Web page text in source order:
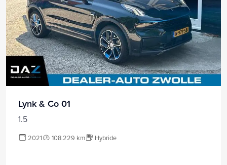
Lynk & Co 01
1.5
2021 108.229 km Hybride